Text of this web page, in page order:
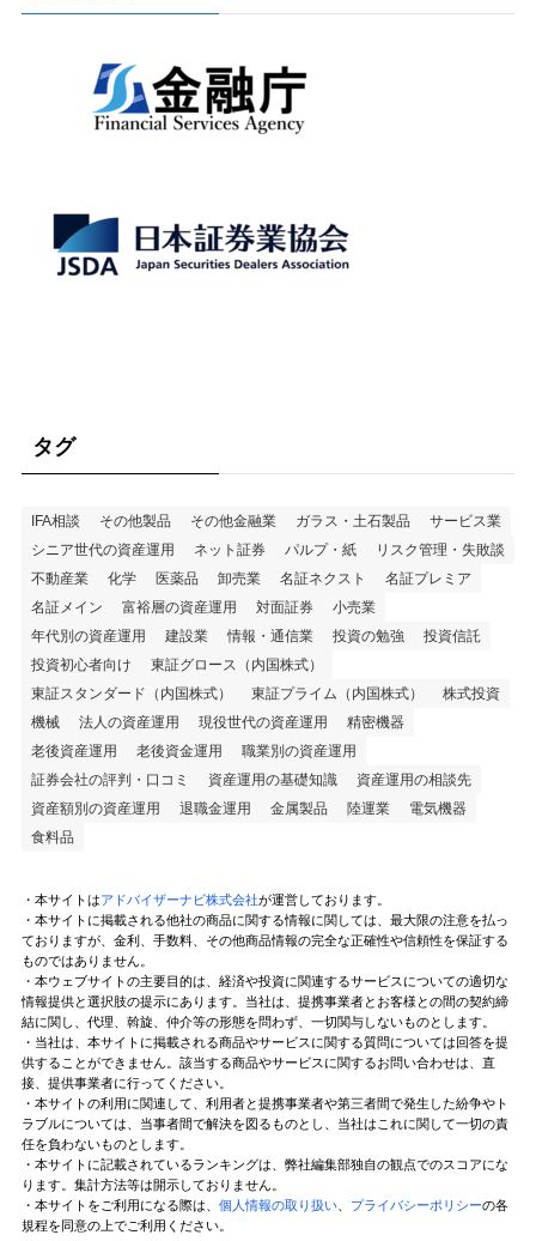
タグ
IFA相談 その他製品 その他金融業 ガラス・土石製品
サービス業
シニア世代の資産運用
ネット証券 パルプ・紙
リスク管理・失敗談
不動産業
化学 医薬品 卸売業 名証ネクスト
名証プレミア
名証メイン
富裕層の資産運用 対面証券
小売業
年代別の資産運用
建設業 情報・通信業 投資の勉強
投資信託
投資初心者向け
東証グロース（内国株式）
東証スタンダード（内国株式）
東証プライム（内国株式）
株式投資
機械
法人の資産運用 現役世代の資産運用
精密機器
老後資産運用
老後資金運用
職業別の資産運用
証券会社の評判・口コミ
資産運用の基礎知識
資産運用の相談先
資産額別の資産運用
退職金運用 金属製品 陸運業
電気機器
食料品
・本サイトはアドバイザーナビ株式会社が運営しております。
・本サイトに掲載される他社の商品に関する情報に関しては、最大限の注意を払っ
ておりますが、金利、手数料、その他商品情報の完全な正確性や信頼性を保証する
ものではありません。
・本ウェブサイトの主要目的は、経済や投資に関連するサービスについての適切な
情報提供と選択肢の提示にあります。当社は、提携事業者とお客様との間の契約締
結に関し、代理、斡旋、仲介等の形態を問わず、一切関与しないものとします。
・当社は、本サイトに掲載される商品やサービスに関する質問については回答を提
供することができません。該当する商品やサービスに関するお問い合わせは、直
接、提供事業者に行ってください。
・本サイトの利用に関連して、利用者と提携事業者や第三者間で発生した紛争やト
ラブルについては、当事者間で解決を図るものとし、当社はこれに関して一切の責
任を負わないものとします。
・本サイトに記載されているランキングは、弊社編集部独自の観点でのスコアにな
ります。集計方法等は開示しておりません。
・本サイトをご利用になる際は、 個人情報の取り扱い、 プライバシーポリシーの各
規程を同意の上でご利用ください。